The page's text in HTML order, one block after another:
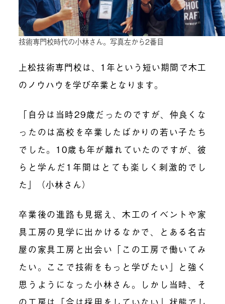
技術専門校時代の小林さん。写真左から2番目
上松技術専門校は、1年という短い期間で木工
のノウハウを学び卒業となります。
「自分は当時29歳だったのですが、仲良くな
ったのは高校を卒業したばかりの若い子たち
でした。 10歳も年が離れていたのですが、彼
らと学んだ1年間はとても楽しく刺激的でし
た 」（小林さん）
卒業後の進路も見据え、木工のイベントや家
具工房の見学に出かけるなかで、とある名古
屋の家具工房と出会い「この工房で働いてみ
たい。ここで技術をもっと学びたい」と強く
思うようになった小林さん。しかし当時、そ